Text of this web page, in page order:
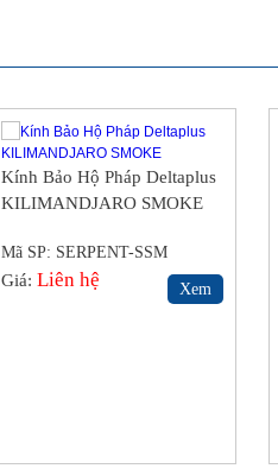
Kính Bảo Hộ Pháp Deltaplus
KILIMANDJARO SMOKE
Mã SP: SERPENT-SSM
Giá:Liên hệ Xem